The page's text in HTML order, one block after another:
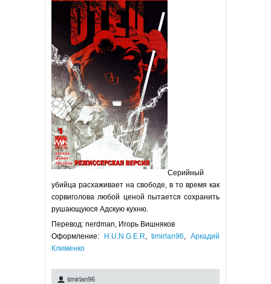
Серийный
убийца расхаживает на свободе, в то время как
сорвиголова любой ценой пытается сохранить
рушающуюся Адскую кухню.
Перевод: nerdman, Игорь Вишняков
Оформление:
H.U.N.G.E.R,timirlan96,Аркадий
Клименко
timirlan96